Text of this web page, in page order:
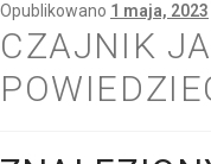
Opublikowano 1 maja, 2023
CZAJNIK